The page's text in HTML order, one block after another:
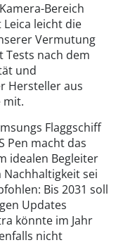
Bereich
leicht die
Vermutung
Tests nach dem
und
Hersteller aus
mit.
Flaggschiff
Pen macht das
idealen Begleiter
Nachhaltigkeit sei
Bis 2031 soll
Updates
könnte im Jahr
nicht